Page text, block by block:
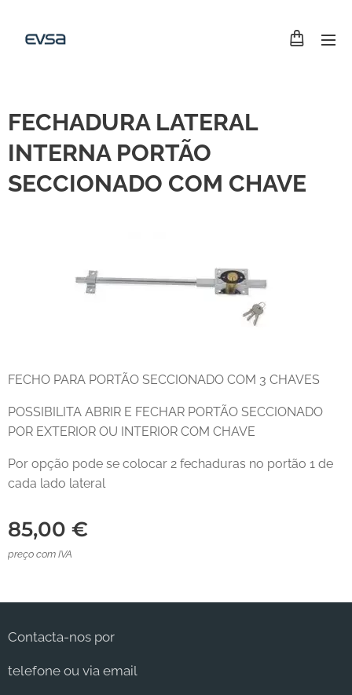
FECHADURA LATERAL
INTERNA PORTÃO
SECCIONADO COM CHAVE
FECHO PARA PORTÃO SECCIONADO COM 3 CHAVES
POSSIBILITA ABRIR E FECHAR PORTÃO SECCIONADO
POR EXTERIOR OU INTERIOR COM CHAVE
Por opção pode se colocar 2 fechaduras no portão 1 de
cada lado lateral
85,00 €
preço com IVA
Contacta-nos por
telefone ou via email